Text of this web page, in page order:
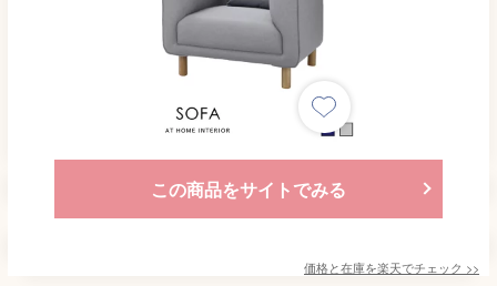
この商品をサイトでみる
価格と在庫を楽天でチェック >>